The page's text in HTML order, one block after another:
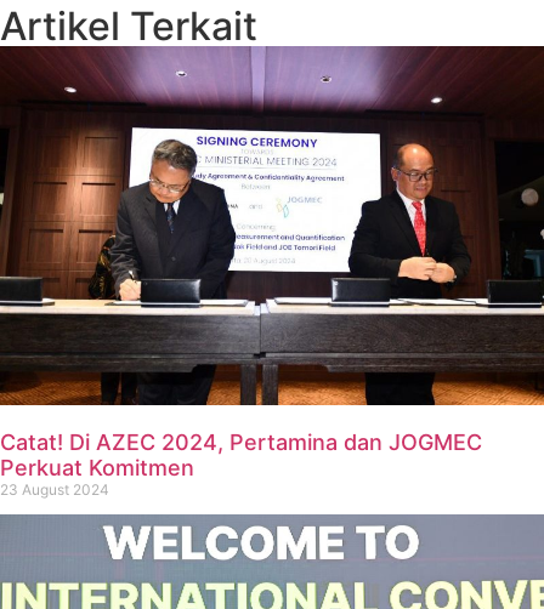
Artikel Terkait
Catat! Di AZEC 2024, Pertamina dan JOGMEC
Perkuat Komitmen
23 August 2024